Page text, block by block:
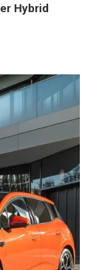
Hybrid